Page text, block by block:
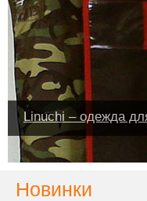
Linuchi – одежда
Новинки